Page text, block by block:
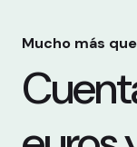
Mucho más